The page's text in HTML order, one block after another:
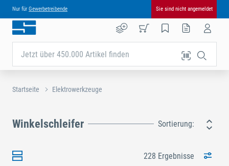
Nur für Gewerbetreibende Sie sind nicht angemeldet
Jetzt über 450.000 Artikel finden
Startseite Elektrowerkzeuge
Winkelschleifer Sortierung:
228 Ergebnisse